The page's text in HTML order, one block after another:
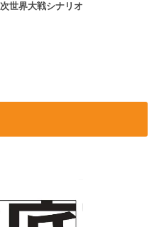
次世界大戦シナリオ